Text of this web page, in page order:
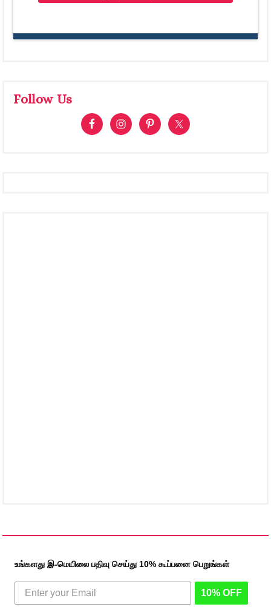
Follow Us
உங்களது இ-மெயிலை பதிவு செய்து 10% கூப்பனை பெறுங்கள்
10% OFF